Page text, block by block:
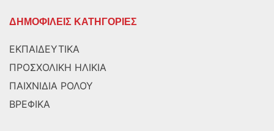
ΔΗΜΟΦΙΛΕΙΣ ΚΑΤΗΓΟΡΙΕΣ
ΕΚΠΑΙΔΕΥΤΙΚΑ
ΠΡΟΣΧΟΛΙΚΗ ΗΛΙΚΙΑ
ΠΑΙΧΝΙΔΙΑ ΡΟΛΟΥ
ΒΡΕΦΙΚΑ